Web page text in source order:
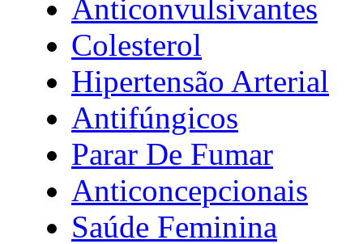
Anticonvulsivantes
Colesterol
Hipertensão Arterial
Antifúngicos
Parar De Fumar
Anticoncepcionais
Saúde Feminina